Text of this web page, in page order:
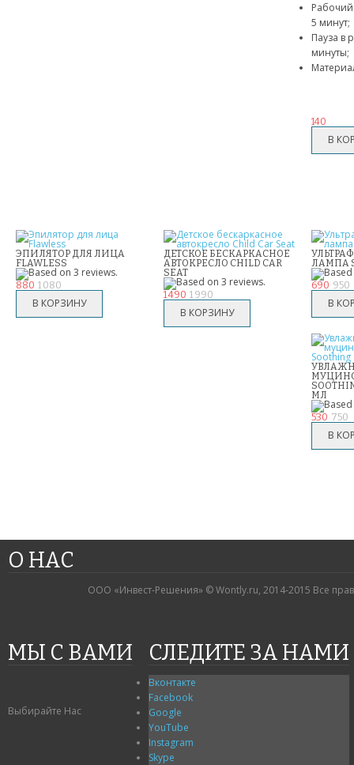
5 минут;
Пауза в
минуты;
140
ЭПИЛЯТОР ДЛЯ ЛИЦА
FLAWLESS
880 1 080
ДЕТСКОЕ БЕСКАРКАСНОЕ
АВТОКРЕСЛО CHILD CAR
SEAT
1 490 1 990
ЛАМПА
690 950
МЛ
530 750
О НАС
ООО «Инвест-Решения» © Wontly.ru, 2014-2015 Все
МЫ С ВАМИ
Выбирайте Нас
СЛЕДИТЕ ЗА НАМИ
Вконтакте
Facebook
Google
YouTube
Instagram
Skype